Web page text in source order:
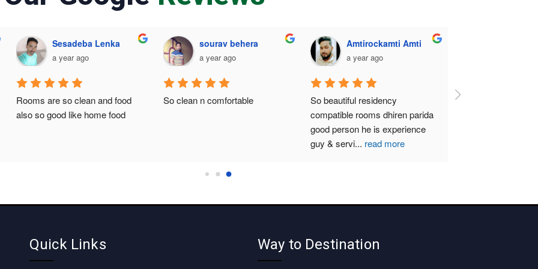
Dharam Rathod
a year ago
It's wonderful place for lodging
and food
Sesadeba Lenka
a year ago
Rooms are so clean and food
sourav behera
a year ago
So clean n comfortable
So beautiful residency
Quick Links Way to Destination